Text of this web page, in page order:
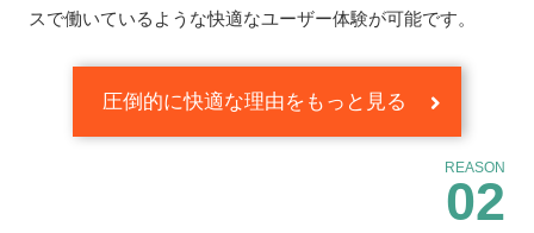
スで働いているような快適なユーザー体験が可能です。
圧倒的に快適な理由をもっと見る
REASON
02